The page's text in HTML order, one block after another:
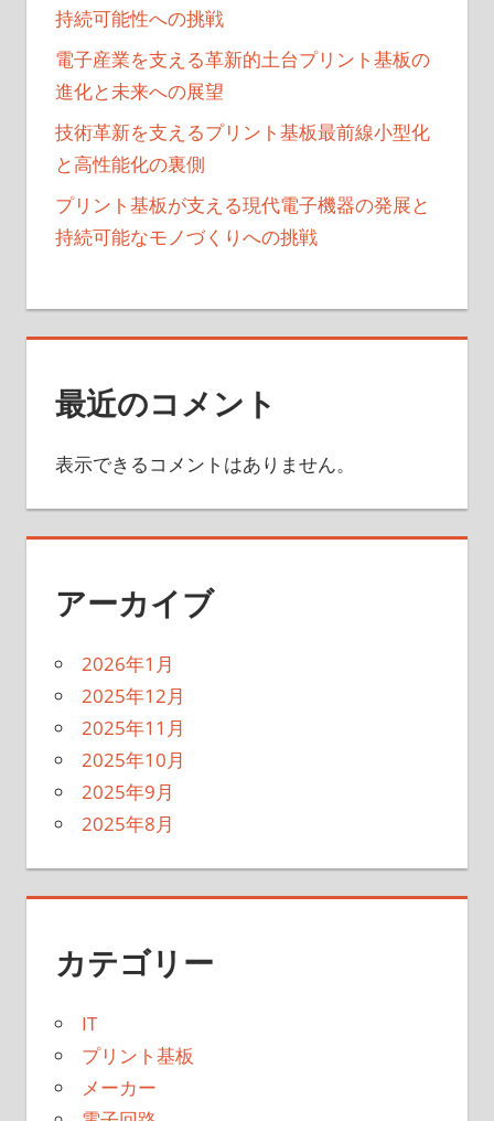
持続可能性への挑戦
電子産業を支える革新的土台プリント基板の
進化と未来への展望
技術革新を支えるプリント基板最前線小型化
と高性能化の裏側
プリント基板が支える現代電子機器の発展と
持続可能なモノづくりへの挑戦
最近のコメント
表示できるコメントはありません。
アーカイブ
2026年1月
2025年12月
2025年11月
2025年10月
2025年9月
2025年8月
カテゴリー
IT
プリント基板
メーカー